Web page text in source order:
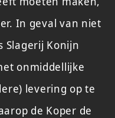
In geval van niet
Slagerij Konijn
onmiddellijke
levering op te
de Koper de